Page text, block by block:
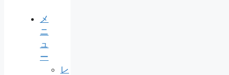
メ
ニ
ュ
ー
レ